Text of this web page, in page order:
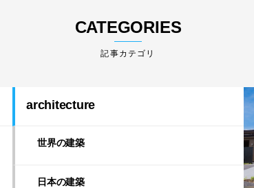
CATEGORIES
architecture
世界の建築
日本の建築